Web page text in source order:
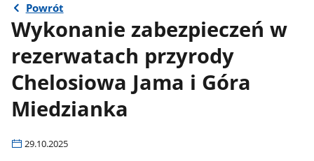
Powrót
Wykonanie zabezpieczeń w
rezerwatach przyrody
Chelosiowa Jama i Góra
Miedzianka
29.10.2025